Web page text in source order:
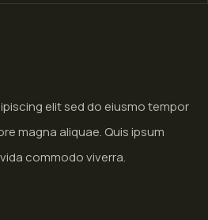
elit sed do eiusmo tempor
magna aliquae. Quis ipsum
commodo viverra.